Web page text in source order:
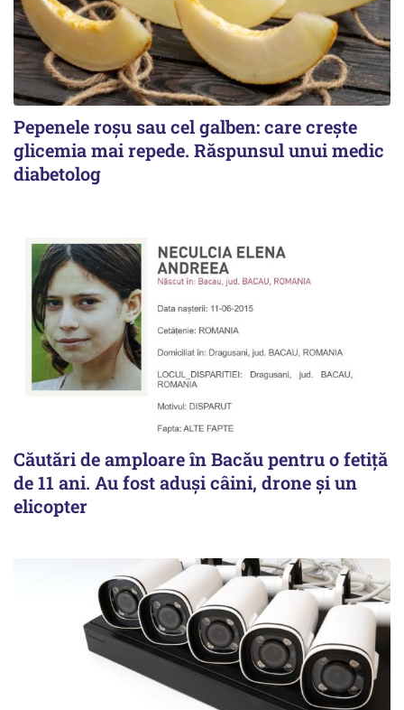
Pepenele roșu sau cel galben: care crește
glicemia mai repede. Răspunsul unui medic
diabetolog
Căutări de amploare în Bacău pentru o fetiță
de 11 ani. Au fost aduși câini, drone și un
elicopter